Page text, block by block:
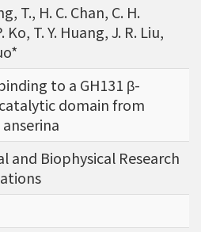
任教後，繼續以生物
工具，開發專一性生物指
偵測癌細胞轉移或復發
同時，蔡老師運用次世
中基因體中的變異以及
機制。同時透過次世代
體資訊。這樣的訊息是
從生態調查得知，在在
因資訊的重要性。
T., H. C. Chan, C. H.
Ko, T. Y. Huang, J. R. Liu,
to a GH131 β-
domain from
and Biophysical Research